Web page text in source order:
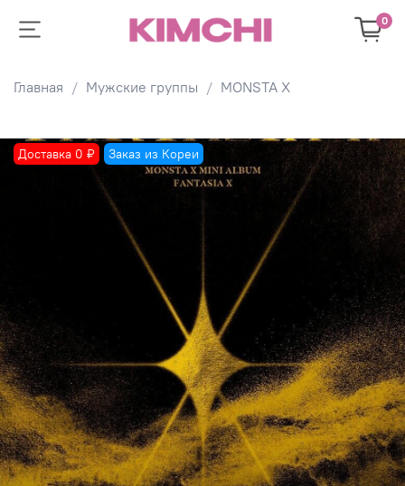
0
Главная Мужские группы MONSTA X
Доставка 0 ₽ Заказ из Кореи